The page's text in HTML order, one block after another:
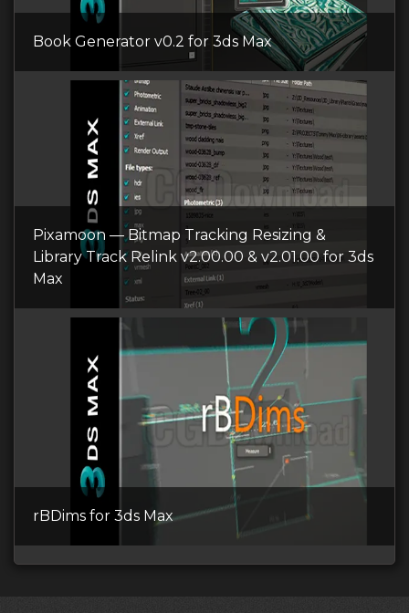
Book Generator v0.2 for 3ds Max
Pixamoon — Bitmap Tracking Resizing &
Library Track Relink v2.00.00 & v2.01.00 for 3ds
Max
rBDims for 3ds Max